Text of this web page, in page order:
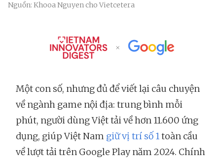
Nguồn: Khooa Nguyen cho Vietcetera
Một con số, nhưng đủ để viết lại câu chuyện
về ngành game nội địa: trung bình mỗi
phút, người dùng Việt tải về hơn 11.600 ứng
dụng, giúp Việt Nam giữ vị trí số 1toàn cầu
về lượt tải trên Google Play năm 2024. Chính